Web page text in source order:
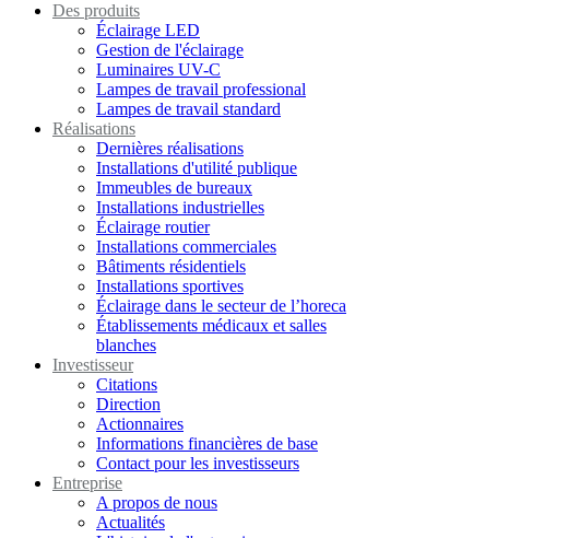
Des produits
Éclairage LED
Gestion de l'éclairage
Luminaires UV-C
Lampes de travail professional
Lampes de travail standard
Réalisations
Dernières réalisations
Installations d'utilité publique
Immeubles de bureaux
Installations industrielles
Éclairage routier
Installations commerciales
Bâtiments résidentiels
Installations sportives
Éclairage dans le secteur de l’horeca
Établissements médicaux et salles
blanches
Investisseur
Citations
Direction
Actionnaires
Informations financières de base
Contact pour les investisseurs
Entreprise
A propos de nous
Actualités